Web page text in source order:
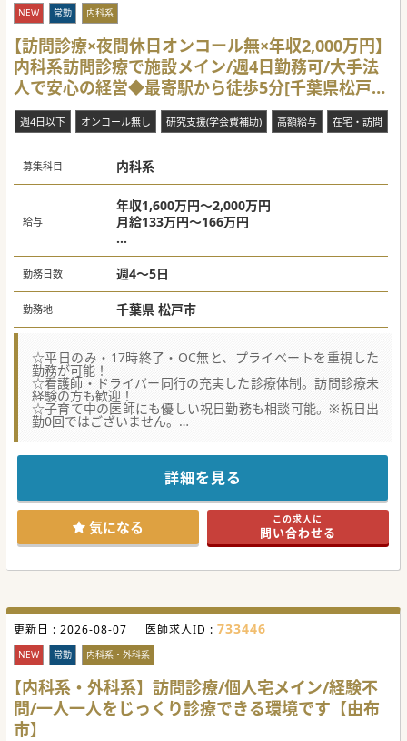
NEW 常勤 内科系
【訪問診療×夜間休日オンコール無×年収2,000万円】
内科系訪問診療で施設メイン/週4日勤務可/大手法
人で安心の経営◆最寄駅から徒歩5分[千葉県松戸
市]
週4日以下 オンコール無し 研究支援(学会費補助) 高額給与 在宅・訪問
募集科目 内科系
給与
年収1,600万円～2,000万円
月給133万円～166万円
＜給与の目安＞
週4日勤務：年収1,600万円～
※別途、インセンティブの支給有
先生
週4日勤務：年収1,200万～
週5日勤務：年収1,500万～
勤務日数 週4～5日
勤務地 千葉県 松戸市
☆平日のみ・17時終了・OC無と、プライベートを重視した
勤務が可能！
☆看護師・ドライバー同行の充実した診療体制。訪問診療未
経験の方も歓迎！
☆子育て中の医師にも優しい祝日勤務も相談可能。※祝日出
勤0回ではございません。
大手グループに所属しており、看護師・ドライバー同行の充
地域の患者様からの評判も良いクリニックです。
週4日のご相談も可能、17時終わりでOC対応もなく、
最寄り駅から徒歩5分！ワークライフバランスを重視したご
勤務も可能です。
ご経験、ご経歴に応じて条件交渉が可能ですので、ぜひお気
軽にお問い合わせください。
#秋入職可
詳細を見る
気になる この求人に
問い合わせる
更新日 : 2026-08-07 医師求人ID : 733446
NEW 常勤 内科系・外科系
【内科系・外科系】訪問診療/個人宅メイン/経験不
問/一人一人をじっくり診療できる環境です【由布
市】